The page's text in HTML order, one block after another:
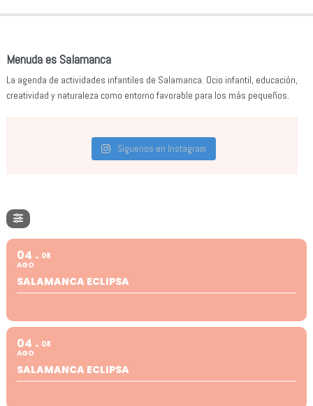
Menuda es Salamanca
La agenda de actividades infantiles de Salamanca. Ocio infantil, educación,
creatividad y naturaleza como entorno favorable para los más pequeños.
Síguenos en Instagram
04
AGO
08
SALAMANCA ECLIPSA
04
AGO
08
SALAMANCA ECLIPSA